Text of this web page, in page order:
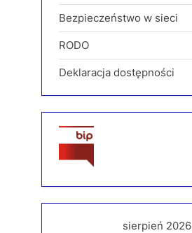
Bezpieczeństwo w sieci
RODO
Deklaracja dostępności
sierpień 2026